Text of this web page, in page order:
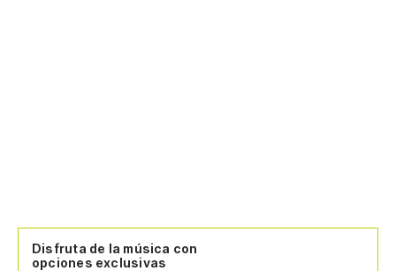
Disfruta de la música con
opciones exclusivas